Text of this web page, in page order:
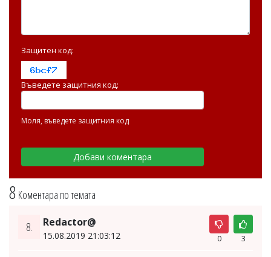
8 Коментара по темата
8. Redactor@
15.08.2019 21:03:12 0 3
Защитен код:
Въведете защитния код:
Моля, въведете защитния код